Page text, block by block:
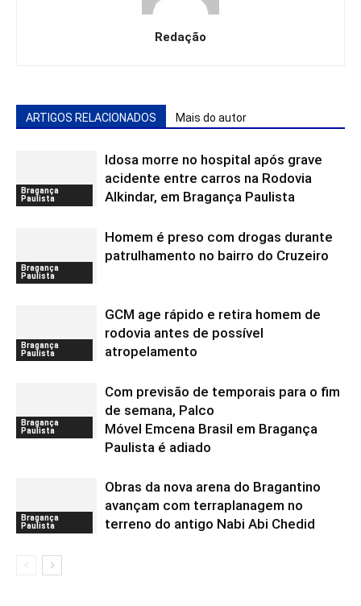
Redação
ARTIGOS RELACIONADOS Mais do autor
Bragança
Paulista
Idosa morre no hospital após grave
acidente entre carros na Rodovia
Alkindar, em Bragança Paulista
Bragança
Paulista
Homem é preso com drogas durante
patrulhamento no bairro do Cruzeiro
Bragança
Paulista
GCM age rápido e retira homem de
rodovia antes de possível
atropelamento
Bragança
Paulista
Com previsão de temporais para o fim
de semana, Palco
Móvel Emcena Brasil em Bragança
Paulista é adiado
Bragança
Paulista
Obras da nova arena do Bragantino
avançam com terraplanagem no
terreno do antigo Nabi Abi Chedid